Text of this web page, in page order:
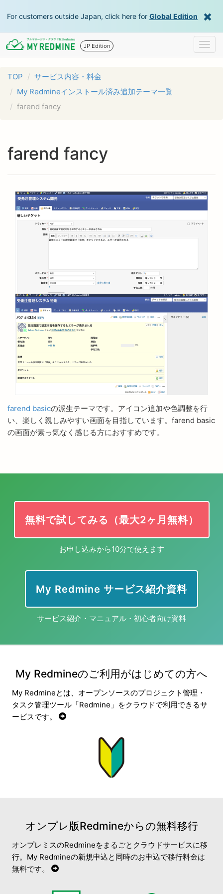
For customers outside Japan, click here for Global Edition
JP Edition
TOP
サービス内容・料金
My Redmineインストール済み追加テーマ一覧
farend fancy
farend fancy
farend basicの派生テーマです。アイコン追加や色調整を行
い、楽しく親しみやすい画面を目指しています。farend basic
の画面が素っ気なく感じる方におすすめです。
無料で試してみる（最大2ヶ月無料）
お申し込みから10分で使えます
My Redmine サービス紹介資料
サービス紹介・マニュアル・初心者向け資料
My Redmineのご利用がはじめての方へ
My Redmineとは、オープンソースのプロジェクト管理・
タスク管理ツール「Redmine」をクラウドで利用できるサ
ービスです。
オンプレ版Redmineからの無料移行
オンプレミスのRedmineをまるごとクラウドサービスに移
行。My Redmineの新規申込と同時のお申込で移行料金は
無料です。